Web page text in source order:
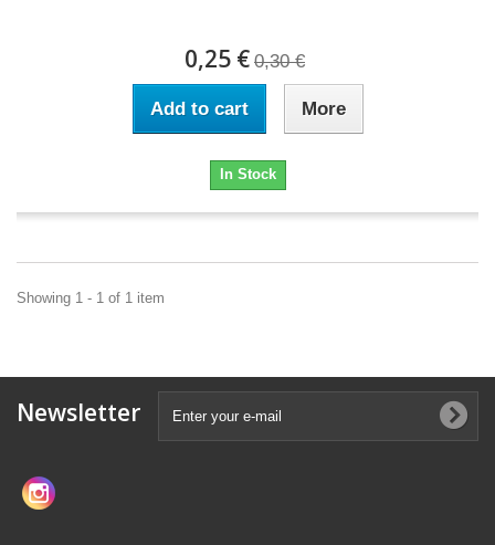
0,25 € 0,30 €
Add to cart More
In Stock
Showing 1 - 1 of 1 item
Newsletter